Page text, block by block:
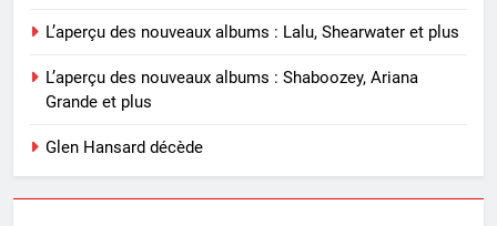
L’aperçu des nouveaux albums : Lalu, Shearwater et plus
L’aperçu des nouveaux albums : Shaboozey, Ariana
Grande et plus
Glen Hansard décède